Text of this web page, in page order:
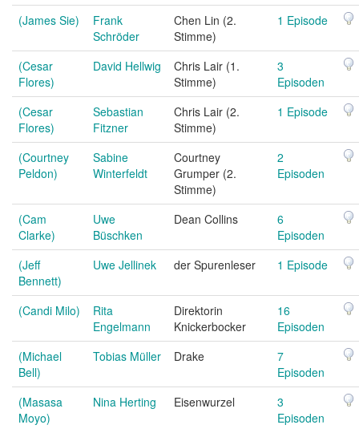
(James Sie)
Frank
Schröder
Chen Lin (2.
Stimme)
1 Episode
(Cesar
Flores)
David Hellwig
Chris Lair (1.
Stimme)
3
Episoden
(Cesar
Flores)
Sebastian
Fitzner
Chris Lair (2.
Stimme)
1 Episode
(Courtney
Peldon)
Sabine
Winterfeldt
Courtney
Grumper (2.
Stimme)
2
Episoden
(Cam
Clarke)
Uwe
Büschken
Dean Collins
6
Episoden
(Jeff
Bennett)
Uwe Jellinek der Spurenleser 1 Episode
(Candi Milo)
Rita
Engelmann
Direktorin
Knickerbocker
16
Episoden
(Michael
Bell)
Tobias Müller Drake
7
Episoden
(Masasa
Moyo)
Nina Herting Eisenwurzel
3
Episoden